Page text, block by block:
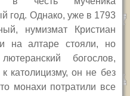
год. Однако, уже в 1793
нумизмат Кристиан
на алтаре стояли, но
богослов,
католицизму, он не без
монахи потратили все